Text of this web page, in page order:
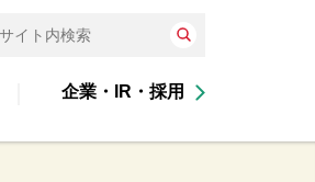
企業・IR・採用